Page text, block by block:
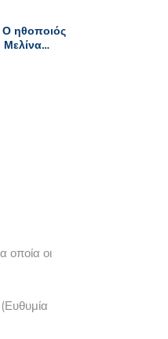
ηθοποιός
Μελίνα…
οποία οι